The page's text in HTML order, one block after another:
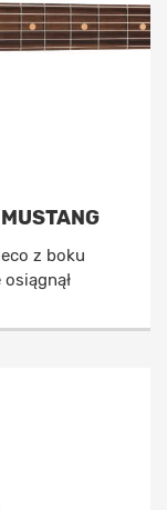
z boku